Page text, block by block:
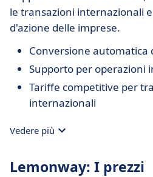
le transazioni internazionali
d'azione delle imprese.
Conversione automatica
Supporto per operazioni
Tariffe competitive per
internazionali
Vedere più
Lemonway: I prezzi